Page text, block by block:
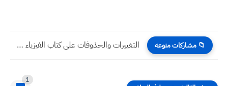
📁 مشاركات منوعه التغييرات والحذوفات على كتاب الفيزياء للصف الثالث المتوسط 2024-2025
1